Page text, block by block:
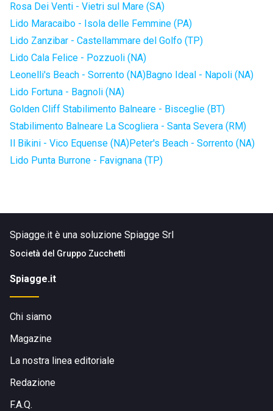
Rosa Dei Venti - Vietri sul Mare (SA)
Lido Maracaibo - Isola delle Femmine (PA)
Lido Zanzibar - Castellammare del Golfo (TP)
Lido Cala Felice - Pozzuoli (NA)
Leonelli's Beach - Sorrento (NA)Bagno Ideal - Napoli (NA)
Lido Fortuna - Bagnoli (NA)
Golden Cliff Stabilimento Balneare - Bisceglie (BT)
Stabilimento Balneare La Scogliera - Santa Severa (RM)
Il Bikini - Vico Equense (NA)Peter's Beach - Sorrento (NA)
Lido Punta Burrone - Favignana (TP)
Spiagge.it è una soluzione Spiagge Srl
Società del Gruppo Zucchetti
Spiagge.it
Chi siamo
Magazine
La nostra linea editoriale
Redazione
F.A.Q.